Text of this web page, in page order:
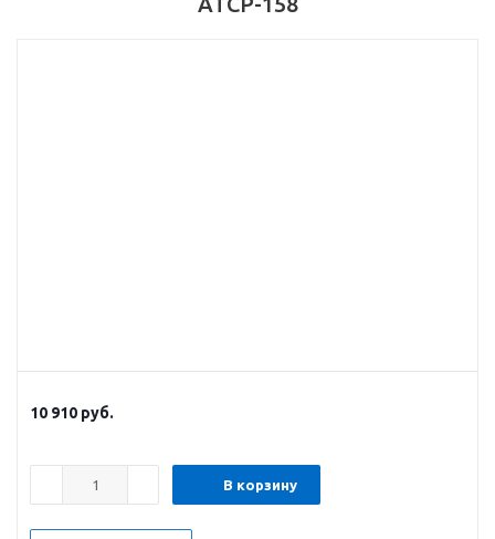
10 910 руб.
В корзину